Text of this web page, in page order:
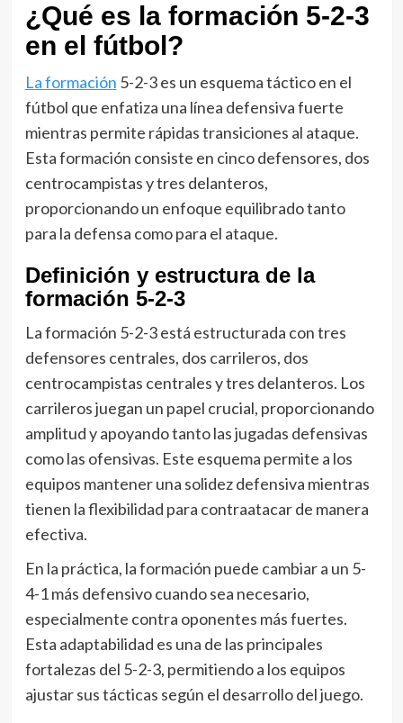
¿Qué es la formación 5-2-3
en el fútbol?
La formación 5-2-3 es un esquema táctico en el
fútbol que enfatiza una línea defensiva fuerte
mientras permite rápidas transiciones al ataque.
Esta formación consiste en cinco defensores, dos
centrocampistas y tres delanteros,
proporcionando un enfoque equilibrado tanto
para la defensa como para el ataque.
Definición y estructura de la
formación 5-2-3
La formación 5-2-3 está estructurada con tres
defensores centrales, dos carrileros, dos
centrocampistas centrales y tres delanteros. Los
carrileros juegan un papel crucial, proporcionando
amplitud y apoyando tanto las jugadas defensivas
como las ofensivas. Este esquema permite a los
equipos mantener una solidez defensiva mientras
tienen la flexibilidad para contraatacar de manera
efectiva.
En la práctica, la formación puede cambiar a un 5-
4-1 más defensivo cuando sea necesario,
especialmente contra oponentes más fuertes.
Esta adaptabilidad es una de las principales
fortalezas del 5-2-3, permitiendo a los equipos
ajustar sus tácticas según el desarrollo del juego.